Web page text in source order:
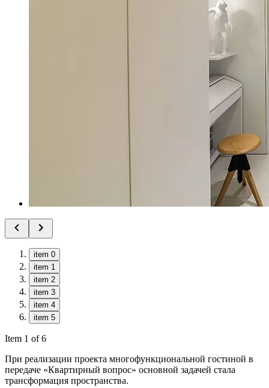
item 0
item 1
item 2
item 3
item 4
item 5
Item 1 of 6
При реализации проекта многофункциональной гостиной в
передаче «Квартирный вопрос» основной задачей стала
трансформация пространства.